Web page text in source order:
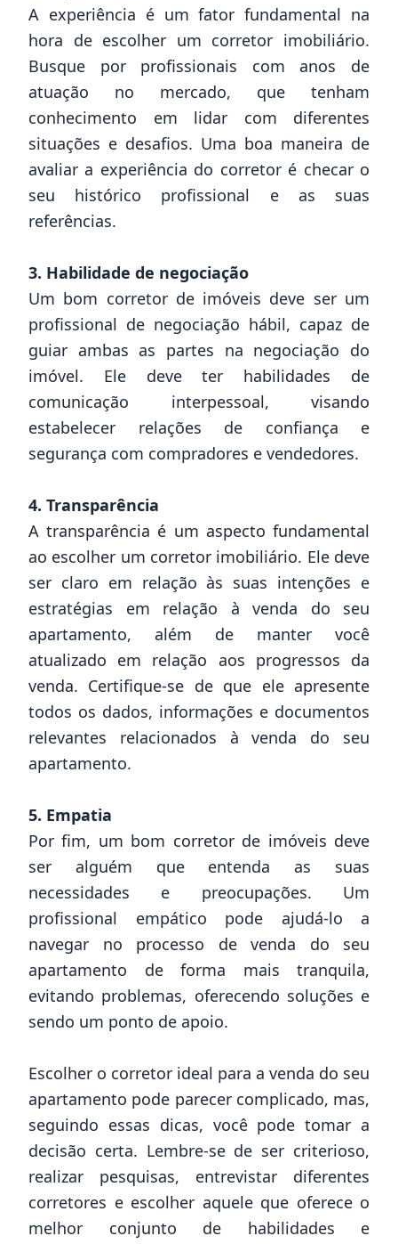
A experiência é um fator fundamental na
hora de escolher um corretor imobiliário.
Busque por profissionais com anos de
atuação no mercado, que tenham
conhecimento em lidar com diferentes
situações e desafios. Uma boa maneira de
avaliar a experiência do corretor é checar o
seu histórico profissional e as suas
referências.
3. Habilidade de negociação
Um bom corretor de imóveis deve ser um
profissional de negociação hábil, capaz de
guiar ambas as partes na negociação do
imóvel. Ele deve ter habilidades de
comunicação interpessoal, visando
estabelecer relações de confiança e
segurança com compradores e vendedores.
4. Transparência
A transparência é um aspecto fundamental
ao escolher um corretor imobiliário. Ele deve
ser claro em relação às suas intenções e
estratégias em relação à venda do seu
apartamento, além de manter você
atualizado em relação aos progressos da
venda. Certifique-se de que ele apresente
todos os dados, informações e documentos
relevantes relacionados à venda do seu
apartamento.
5. Empatia
Por fim, um bom corretor de imóveis deve
ser alguém que entenda as suas
necessidades e preocupações. Um
profissional empático pode ajudá-lo a
navegar no processo de venda do seu
apartamento de forma mais tranquila,
evitando problemas, oferecendo soluções e
sendo um ponto de apoio.
Escolher o corretor ideal para a venda do seu
apartamento pode parecer complicado, mas,
seguindo essas dicas, você pode tomar a
decisão certa. Lembre-se de ser criterioso,
realizar pesquisas, entrevistar diferentes
corretores e escolher aquele que oferece o
melhor conjunto de habilidades e